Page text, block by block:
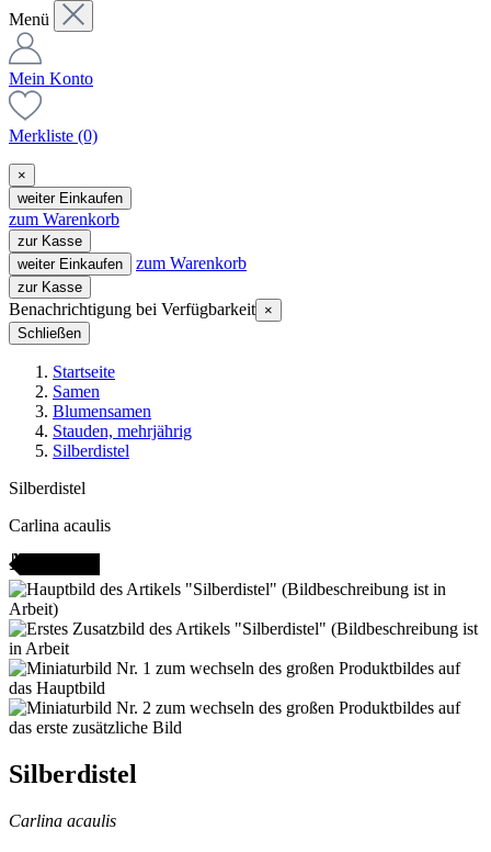
Menü
Mein Konto
Merkliste (0)
×
weiter Einkaufen
zum Warenkorb
zur Kasse
weiter Einkaufen
zum Warenkorb
zur Kasse
Benachrichtigung bei Verfügbarkeit ×
Schließen
Startseite
Samen
Blumensamen
Stauden, mehrjährig
Silberdistel
Silberdistel
Carlina acaulis
Silberdistel
Carlina acaulis